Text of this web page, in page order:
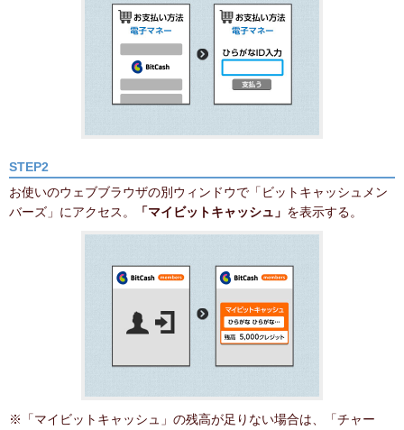
STEP2
お使いのウェブブラウザの別ウィンドウで「ビットキャッシュメン
バーズ」にアクセス。
「マイビットキャッシュ」 を表示する。
※「マイビットキャッシュ」の残高が足りない場合は、「チャー